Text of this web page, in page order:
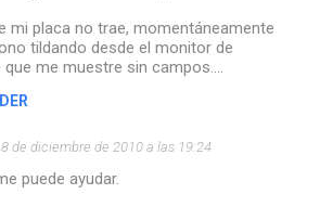
mi placa no trae, momentáneamente
tildando desde el monitor de
que me muestre sin campos....
8 de diciembre de 2010 a las 19:24
puede ayudar.